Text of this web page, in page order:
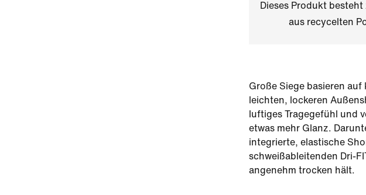
Dieses Produkt
aus recycelten
Große Siege basieren auf
leichten, lockeren
luftiges Tragegefühl und
etwas mehr Glanz.
integrierte, elastische
schweißableitenden Dri-
angenehm trocken hält.